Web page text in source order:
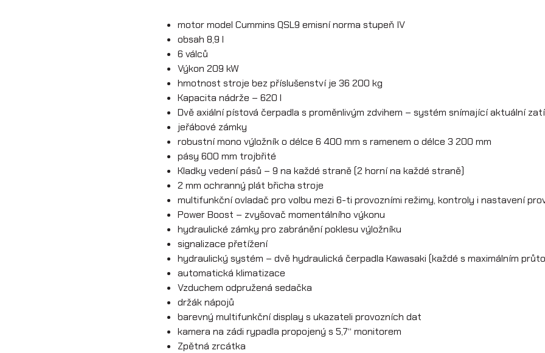
motor model Cummins QSL9 emisní norma stupeň IV
obsah 8,9 l
6 válců
Výkon 209 kW
hmotnost stroje bez příslušenství je 36 200 kg
Kapacita nádrže – 620 l
Dvě axiální pístová čerpadla s proměnlivým zdvihem – systém snímající aktuální
jeřábové zámky
robustní mono výložník o délce 6 400 mm s ramenem o délce 3 200 mm
pásy 600 mm trojbřité
Kladky vedení pásů – 9 na každé straně (2 horní na každé straně)
2 mm ochranný plát břicha stroje
multifunkční ovladač pro volbu mezi 6-ti provozními režimy, kontroly i nastavení
Power Boost – zvyšovač momentálního výkonu
hydraulické zámky pro zabránění poklesu výložníku
signalizace přetížení
hydraulický systém – dvě hydraulická čerpadla Kawasaki (každé s maximálním
automatická klimatizace
Vzduchem odpružená sedačka
držák nápojů
barevný multifunkční display s ukazateli provozních dat
kamera na zádi rypadla propojený s 5,7“ monitorem
Zpětná zrcátka